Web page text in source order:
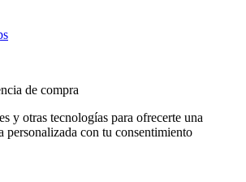
de compra
y otras tecnologías para ofrecerte una
personalizada con tu consentimiento